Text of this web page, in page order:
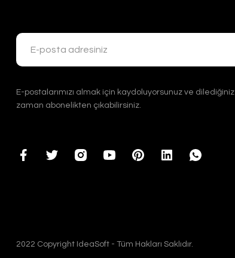
E-postalarımızı almak için kaydoluyorsunuz ve dilediğiniz
zaman abonelikten çıkabilirsiniz.
2022 Copyright IdeaSoft - Tüm Hakları Saklıdır.